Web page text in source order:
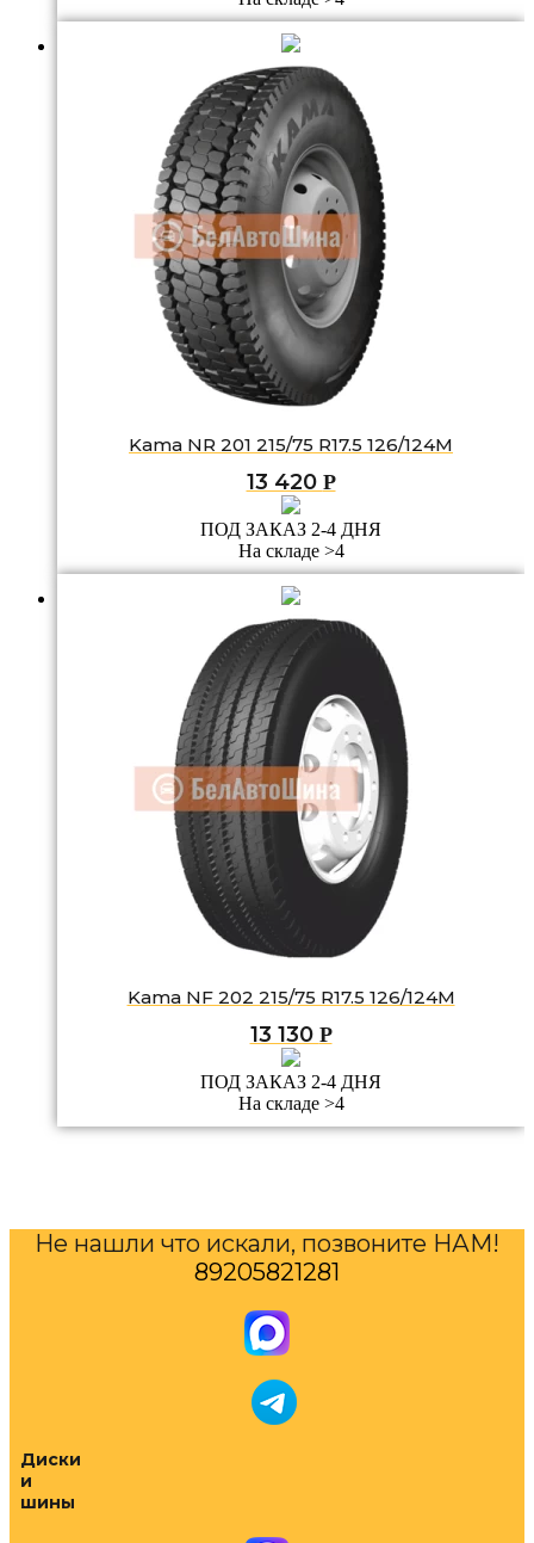
Kama NR 201 215/75 R17.5 126/124M
13 420 Р
ПОД ЗАКАЗ 2-4 ДНЯ
На складе >4
Kama NF 202 215/75 R17.5 126/124M
13 130 Р
ПОД ЗАКАЗ 2-4 ДНЯ
На складе >4
Не нашли что искали, позвоните НАМ!
89205821281
Диски
и
шины